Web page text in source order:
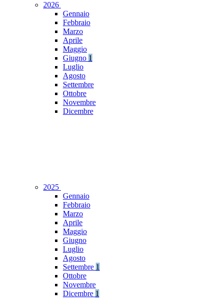
2026
Gennaio
Febbraio
Marzo
Aprile
Maggio
Giugno 1
Luglio
Agosto
Settembre
Ottobre
Novembre
Dicembre
2025
Gennaio
Febbraio
Marzo
Aprile
Maggio
Giugno
Luglio
Agosto
Settembre 1
Ottobre
Novembre
Dicembre 1